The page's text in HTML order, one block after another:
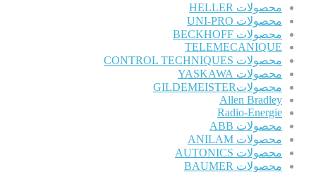
محصولات HELLER
محصولات UNI-PRO
محصولات BECKHOFF
TELEMECANIQUE
محصولات CONTROL TECHNIQUES
محصولات YASKAWA
محصولاتGILDEMEISTER
Allen Bradley
Radio-Energie
محصولات ABB
محصولات ANILAM
محصولات AUTONICS
محصولات BAUMER